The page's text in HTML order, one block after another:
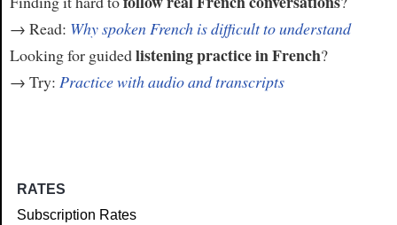
→ Read: Why spoken French is difficult to understand
Looking for guidedlistening practice in French?
→ Try: Practice with audio and transcripts
RATES
Subscription Rates